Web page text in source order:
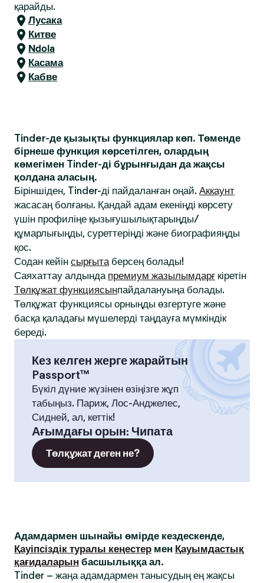
қарайды.
Лусака
Китве
Ndola
Касама
Кабве
Tinder-де қызықты функциялар көп. Төменде
бірнеше функция көрсетілген, олардың
көмегімен Tinder-ді бұрынғыдан да жақсы
қолдана аласың.
Біріншіден, Tinder-ді пайдаланған оңай. Аккаунт
жасасаң болғаны. Қандай адам екеніңді көрсету
үшін профиліңе қызығушылықтарыңды/
құмарлығыңды, суреттеріңді және биографияңды
қос.
Содан кейін сырғытаберсең болады!
Саяхаттау алдында премиум жазылымдарғ кіретін
Төлқұжат функциясынпайдалануыңа болады.
Төлқұжат функциясы орныңды өзгертуге және
басқа қаладағы мүшелерді таңдауға мүмкіндік
береді.
Кез келген жерге жарайтын
Passport™
Бүкіл дүние жүзінен өзіңізге жұп
табыңыз. Париж, Лос-Анджелес,
Сидней, ал, кеттік!
Ағымдағы орын: Чипата
Төлқұжат деген не?
Адамдармен шынайы өмірде кездескенде,
Қауіпсіздік туралы кеңестер мен Қауымдастық
қағидаларын басшылыққа ал.
Tinder – жаңа адамдармен танысудың ең жақсы